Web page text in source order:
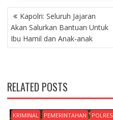
NAVIGASI
POSKapolri: Seluruh Jajaran
Akan Salurkan Bantuan Untuk
Ibu Hamil dan Anak-anak
RELATED POSTS
KRIMINAL PEMERINTAHAN POLRES